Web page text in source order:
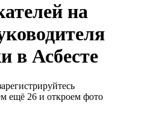
на
в Асбесте
ещё 26 и откроем фото